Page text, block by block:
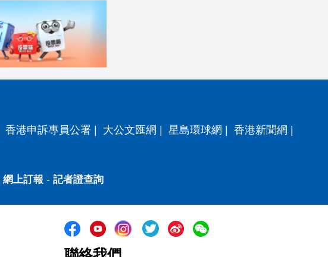
香港申訴專員公署 | 大公文匯網 | 星島環球網 | 香港新聞網 |
網上訂報 - 記者證查詢